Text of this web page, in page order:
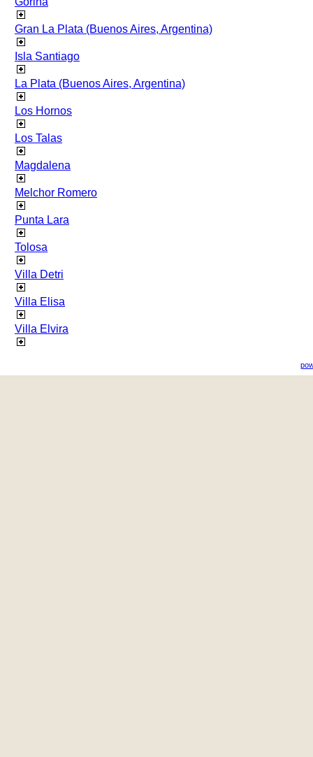
Gran La Plata (Buenos Aires, Argentina)
Isla Santiago
La Plata (Buenos Aires, Argentina)
Los Hornos
Los Talas
Magdalena
Melchor Romero
Punta Lara
Tolosa
Villa Detri
Villa Elisa
Villa Elvira